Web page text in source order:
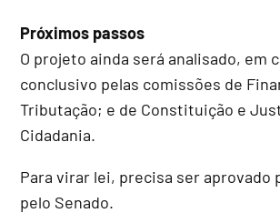
Próximos passos
O projeto ainda será analisado, em
conclusivo pelas comissões de
Tributação; e de Constituição e
Cidadania.
Para virar lei, precisa ser aprovado
pelo Senado.